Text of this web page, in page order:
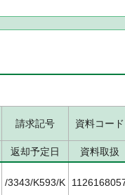
請求記号 資料コード
返却予定日 資料取扱
/3343/K593/K